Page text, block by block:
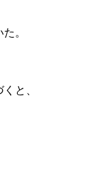
。
と、